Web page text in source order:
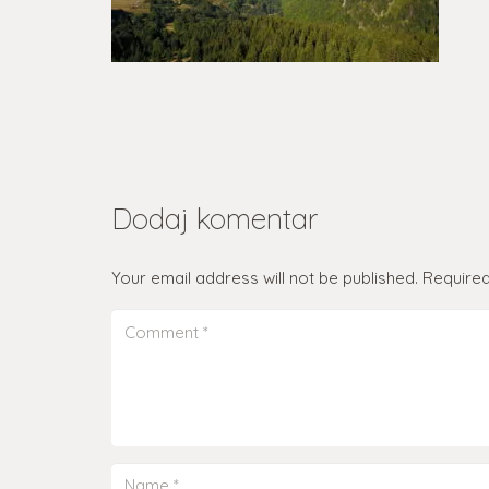
Dodaj komentar
Your email address will not be published.